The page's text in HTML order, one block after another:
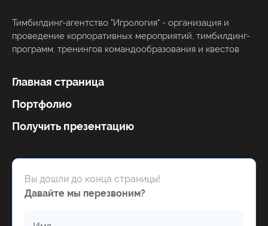
Тимбилдинг-агентство "Игрология" - организация и
проведение корпоративных мероприятий, тимбилдинг-
программ, тренингов командообразования и квестов
Главная страница
Портфолио
Получить презентацию
Вы дошли до конца страницы!
Давайте мы перезвоним?